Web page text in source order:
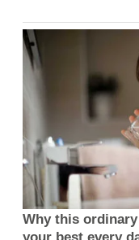
Why this